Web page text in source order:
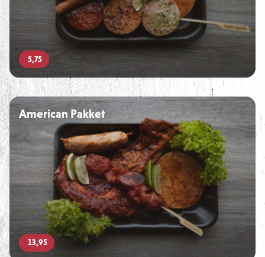
5,75
American Pakket
13,95